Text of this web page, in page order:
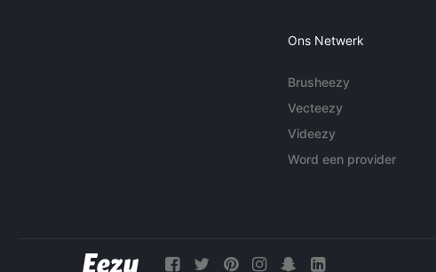
Ons Netwerk
Brusheezy
Vecteezy
Videezy
Word een provider